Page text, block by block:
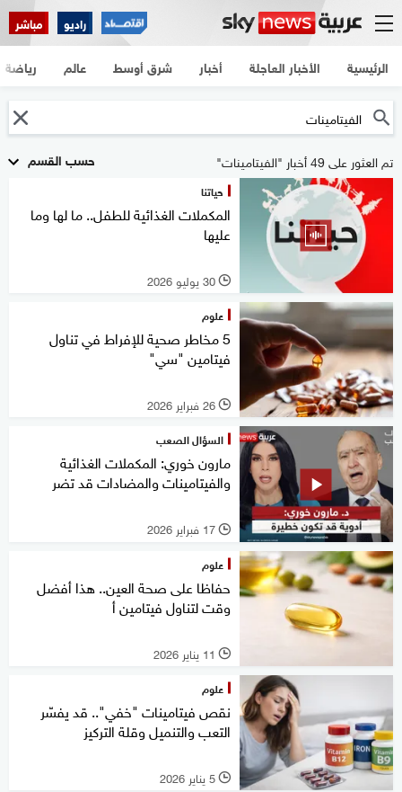
راديو مباشر
الرئيسية الأخبار العاجلة أخبار شرق أوسط عالم رياضة
حسب القسم تم العثور على 49 أخبار "الفيتامينات"
حياتنا
المكملات الغذائية للطفل.. ما لها وما
عليها
l 30 يوليو 2026
علوم
5 مخاطر صحية للإفراط في تناول
فيتامين "سي"
l 26 فبراير 2026
السؤال الصعب
مارون خوري: المكملات الغذائية
والفيتامينات والمضادات قد تضر
l 17 فبراير 2026
علوم
حفاظا على صحة العين.. هذا أفضل
وقت لتناول فيتامين أ
l 11 يناير 2026
علوم
نقص فيتامينات "خفي".. قد يفسّر
التعب والتنميل وقلة التركيز
l 5 يناير 2026